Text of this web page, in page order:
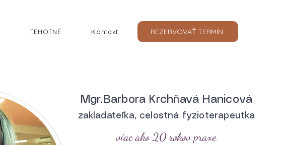
TEHOTNÉ Kontakt REZERVOVAŤ TERMÍN
Mgr.Barbora Krchňavá Hanicová
zakladateľka, celostná fyzioterapeutka
viac ako 20 rokov praxe